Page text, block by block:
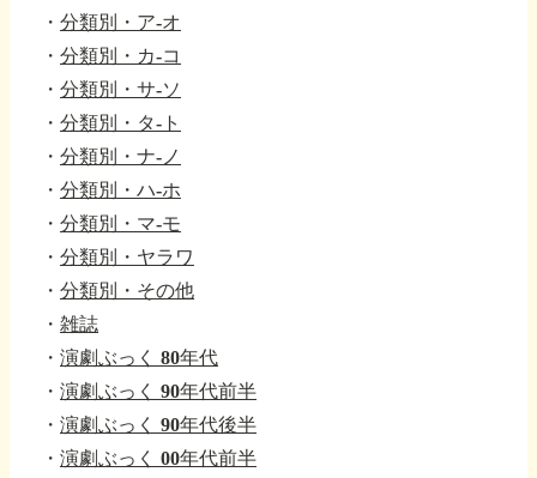
・ 分類別・ア-オ
・ 分類別・カ-コ
・ 分類別・サ-ソ
・ 分類別・タ-ト
・ 分類別・ナ-ノ
・ 分類別・ハ-ホ
・ 分類別・マ-モ
・ 分類別・ヤラワ
・ 分類別・その他
・ 雑誌
・ 演劇ぶっく 80年代
・ 演劇ぶっく 90年代前半
・ 演劇ぶっく 90年代後半
・ 演劇ぶっく 00年代前半